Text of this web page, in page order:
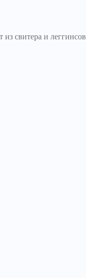
свитера и леггинсов